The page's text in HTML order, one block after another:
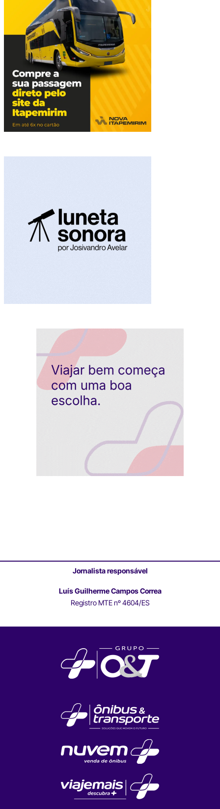
Jornalista responsável
Luís Guilherme Campos Correa
Registro MTE nº 4604/ES